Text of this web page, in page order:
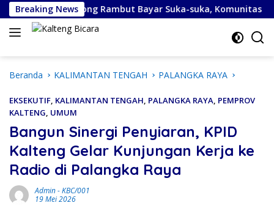
Langsung
ke
konten
Breaking News
Potong Rambut Bayar Suka-suka, Komunitas Barber
Beranda KALIMANTAN TENGAH PALANGKA RAYA
EKSEKUTIF, KALIMANTAN TENGAH, PALANGKA RAYA, PEMPROV
KALTENG, UMUM
Bangun Sinergi Penyiaran, KPID
Kalteng Gelar Kunjungan Kerja ke
Radio di Palangka Raya
Admin-KBC/001
19 Mei 2026